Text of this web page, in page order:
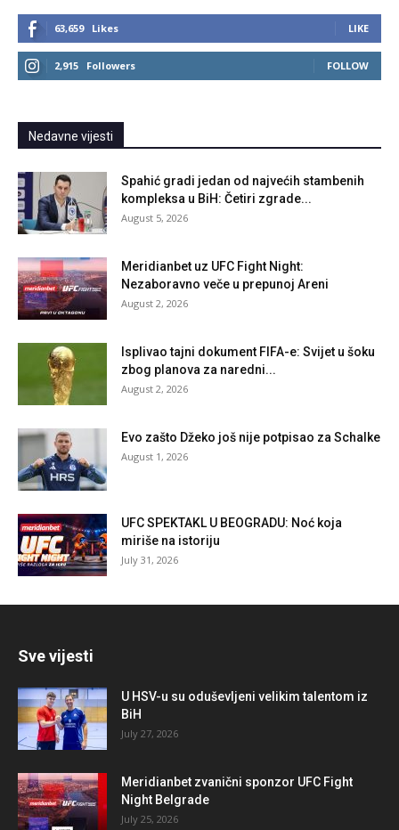
63,659 Likes LIKE
2,915 Followers FOLLOW
Nedavne vijesti
Spahić gradi jedan od najvećih stambenih
kompleksa u BiH: Četiri zgrade...
August 5, 2026
Meridianbet uz UFC Fight Night:
Nezaboravno veče u prepunoj Areni
August 2, 2026
Isplivao tajni dokument FIFA-e: Svijet u šoku
zbog planova za naredni...
August 2, 2026
Evo zašto Džeko još nije potpisao za Schalke
August 1, 2026
UFC SPEKTAKL U BEOGRADU: Noć koja
miriše na istoriju
July 31, 2026
Sve vijesti
U HSV-u su oduševljeni velikim talentom iz
BiH
July 27, 2026
Meridianbet zvanični sponzor UFC Fight
Night Belgrade
July 25, 2026